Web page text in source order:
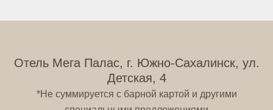
Отель Мега Палас, г. Южно-Сахалинск, ул.
Детская, 4
*Не суммируется с барной картой и другими